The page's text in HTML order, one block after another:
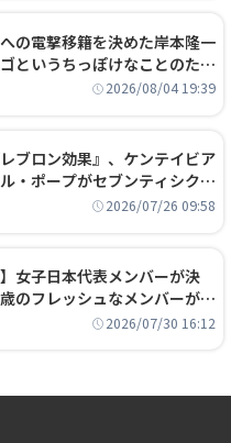
の電撃移籍を決めた岸本隆一
というちっぽけなことのため
ではない」
2026/08/04 19:39
レブロン効果』、ケンテイビア
・ポープがセブンティシクサ
2026/07/26 09:58
女子日本代表メンバーが決
のフレッシュなメンバーが日
点を狙う
2026/07/30 16:12